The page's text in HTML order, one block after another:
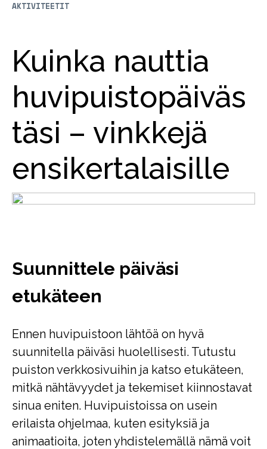
Kuinka nauttia
huvipuistopäiväs
täsi – vinkkejä
ensikertalaisille
AKTIVITEETIT
Suunnittele päiväsi
etukäteen
Ennen huvipuistoon lähtöä on hyvä
suunnitella päiväsi huolellisesti. Tutustu
puiston verkkosivuihin ja katso etukäteen,
mitkä nähtävyydet ja tekemiset kiinnostavat
sinua eniten. Huvipuistoissa on usein
erilaista ohjelmaa, kuten esityksiä ja
animaatioita, joten yhdistelemällä nämä voit